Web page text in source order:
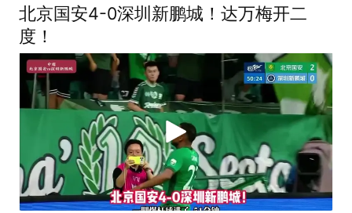
北京国安4-0深圳新鹏城！达万梅开二
度！